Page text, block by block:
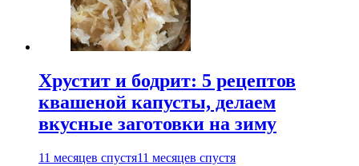
Хрустит и бодрит: 5 рецептов
квашеной капусты, делаем
вкусные заготовки на зиму
11 месяцев спустя11 месяцев спустя